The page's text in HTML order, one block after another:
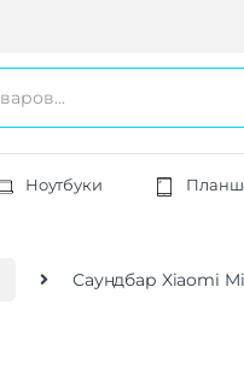
Ноутбуки
Саундбар Xiaomi Mi